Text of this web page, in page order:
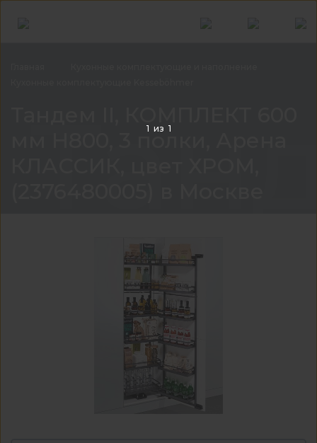
мм Н800, 3 полки, Арена
1 из 1